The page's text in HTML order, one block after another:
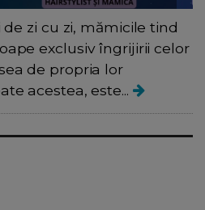
zi cu zi, mămicile tind
exclusiv îngrijirii celor
de propria lor
acestea, este...